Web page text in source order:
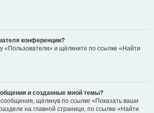
конференции?
«Пользователи» и щёлкните по ссылке «Найти
и созданные мной темы?
щёлкнув по ссылке «Показать ваши
на главной странице, по ссылке «Найти